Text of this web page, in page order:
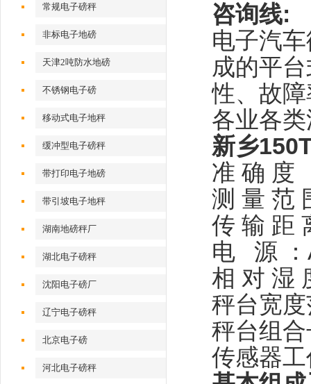
常规电子磅秤
非标电子地磅
天津2吨防水地磅
不锈钢电子磅
移动式电子地秤
缓冲型电子磅秤
带打印电子地磅
带引坡电子地秤
湖南地磅秤厂
湖北电子磅秤
沈阳电子磅厂
辽宁电子磅秤
北京电子磅
河北电子磅秤
咨询线:
电子汽
成的平
性、故
各业各
新乡
准 确 度
测 量 范
传 输 距
电
源 ：
相 对 湿
秤台宽
秤台组
传感器